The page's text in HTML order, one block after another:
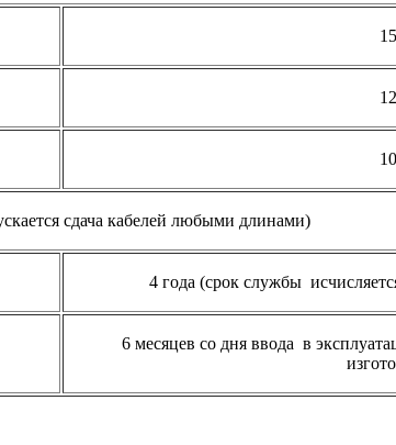
сдача кабелей любыми длинами)
4 года (срок службы
6 месяцев со дня ввода в